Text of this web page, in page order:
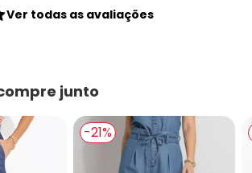
Ver todas as avaliações
junto
-21%